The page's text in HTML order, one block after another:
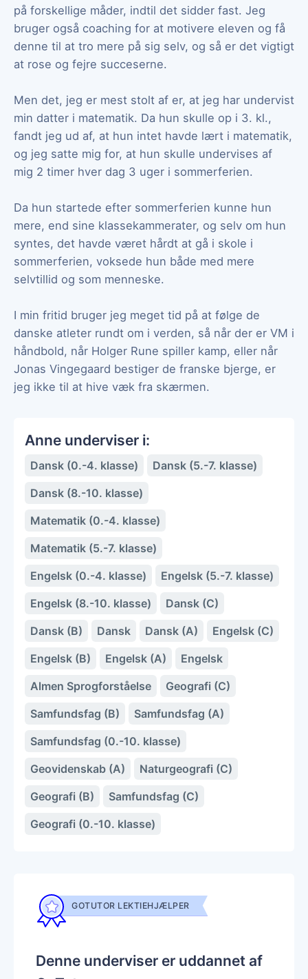
på forskellige måder, indtil det sidder fast. Jeg
bruger også coaching for at motivere eleven og få
denne til at tro mere på sig selv, og så er det vigtigt
at rose og fejre succeserne.
Men det, jeg er mest stolt af er, at jeg har undervist
min datter i matematik. Da hun skulle op i 3. kl.,
fandt jeg ud af, at hun intet havde lært i matematik,
og jeg satte mig for, at hun skulle undervises af
mig 2 timer hver dag 3 uger i sommerferien.
Da hun startede efter sommerferien kunne hun
mere, end sine klassekammerater, og selv om hun
syntes, det havde været hårdt at gå i skole i
sommerferien, voksede hun både med mere
selvtillid og som menneske.
I min fritid bruger jeg meget tid på at følge de
danske atleter rundt om i verden, så når der er VM i
håndbold, når Holger Rune spiller kamp, eller når
Jonas Vingegaard bestiger de franske bjerge, er
jeg ikke til at hive væk fra skærmen.
Anne underviser i:
Dansk (0.-4. klasse)
Dansk (5.-7. klasse)
Dansk (8.-10. klasse)
Matematik (0.-4. klasse)
Matematik (5.-7. klasse)
Engelsk (0.-4. klasse)
Engelsk (5.-7. klasse)
Engelsk (8.-10. klasse)
Dansk (C)
Dansk (B)
Dansk Dansk (A)
Engelsk (C)
Engelsk (B)
Engelsk (A)
Engelsk
Almen Sprogforståelse
Geografi (C)
Samfundsfag (B)
Samfundsfag (A)
Samfundsfag (0.-10. klasse)
Geovidenskab (A)
Naturgeografi (C)
Geografi (B)
Samfundsfag (C)
Geografi (0.-10. klasse)
GOTUTOR LEKTIEHJÆLPER
Denne underviser er uddannet af